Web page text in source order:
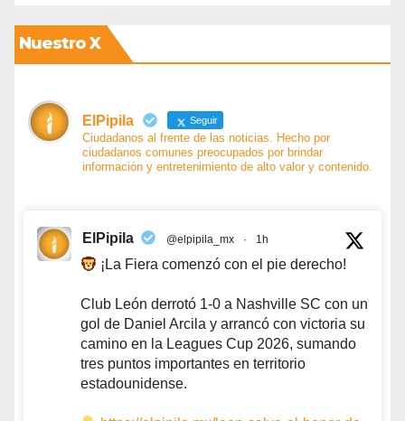
Nuestro X
ElPipila Seguir
Ciudadanos al frente de las noticias. Hecho por
ciudadanos comunes preocupados por brindar
información y entretenimiento de alto valor y contenido.
ElPipila @elpipila_mx · 1h
¡La Fiera comenzó con el pie derecho!
Club León derrotó 1-0 a Nashville SC con un
gol de Daniel Arcila y arrancó con victoria su
camino en la Leagues Cup 2026, sumando
tres puntos importantes en territorio
estadounidense.